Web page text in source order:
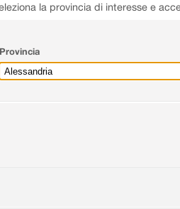
la provincia di interesse e
Provincia